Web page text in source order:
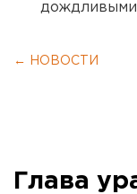
← НОВОСТИ
Глава